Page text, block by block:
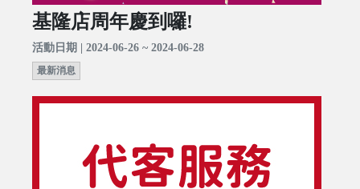
基隆店周年慶到囉!
活動日期 | 2024-06-26 ~ 2024-06-28
最新消息